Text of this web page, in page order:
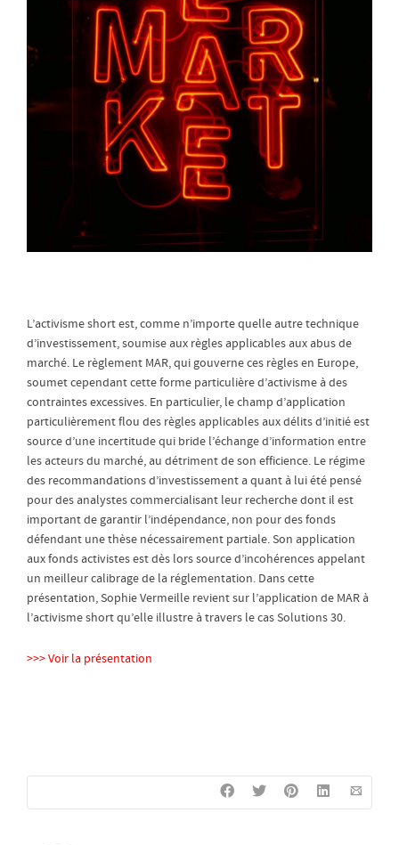
L’activisme short est, comme n’importe quelle autre technique
d’investissement, soumise aux règles applicables aux abus de
marché. Le règlement MAR, qui gouverne ces règles en Europe,
soumet cependant cette forme particulière d’activisme à des
contraintes excessives. En particulier, le champ d’application
particulièrement flou des règles applicables aux délits d’initié est
source d’une incertitude qui bride l’échange d’information entre
les acteurs du marché, au détriment de son efficience. Le régime
des recommandations d’investissement a quant à lui été pensé
pour des analystes commercialisant leur recherche dont il est
important de garantir l’indépendance, non pour des fonds
défendant une thèse nécessairement partiale. Son application
aux fonds activistes est dès lors source d’incohérences appelant
un meilleur calibrage de la réglementation. Dans cette
présentation, Sophie Vermeille revient sur l’application de MAR à
l’activisme short qu’elle illustre à travers le cas Solutions 30.
>>> Voir la présentation